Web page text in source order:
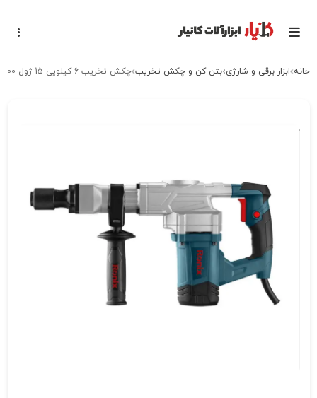
خانه ابزار برقی و شارژی بتن کن و چکش تخریب چکش تخریب 6 کیلویی 15 ژول 1100 وات